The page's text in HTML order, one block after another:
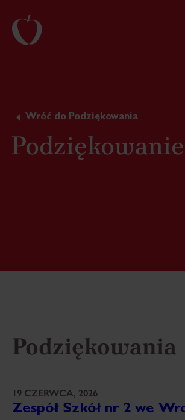
Wróć do Podziękowania
Podziękowania
19 CZERWCA, 2026
Zespół Szkół nr 2 we